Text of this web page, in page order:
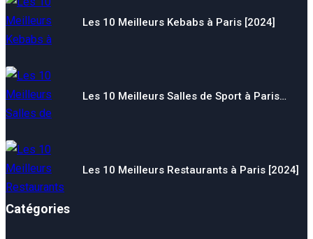
Les 10 Meilleurs Kebabs à Paris [2024]
Les 10 Meilleurs Salles de Sport à Paris…
Les 10 Meilleurs Restaurants à Paris [2024]
Catégories